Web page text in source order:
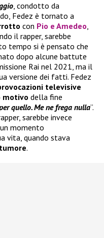
, condotto da
Fedez è tornato a
con Pio e Amedeo,
il rapper, sarebbe
tempo si è pensato che
dopo alcune battute
Rai nel 2021, ma il
versione dei fatti. Fedez
televisive
motivo della fine
quello. Me ne frega nulla”.
sarebbe invece
momento
vita, quando stava
.